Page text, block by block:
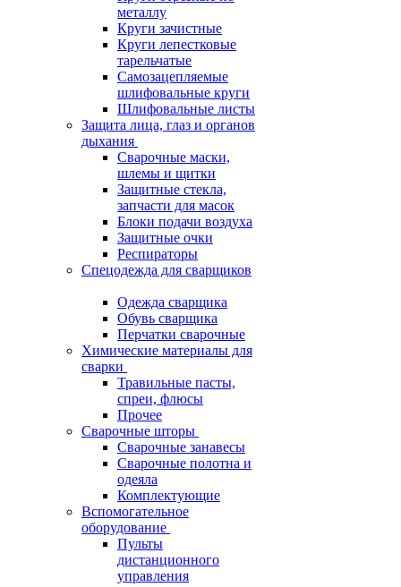
металлу
Круги зачистные
Круги лепестковые
тарельчатые
Самозацепляемые
шлифовальные круги
Шлифовальные листы
Защита лица, глаз и органов
дыхания
Сварочные маски,
шлемы и щитки
Защитные стекла,
запчасти для масок
Блоки подачи воздуха
Защитные очки
Респираторы
Спецодежда для сварщиков
Одежда сварщика
Обувь сварщика
Перчатки сварочные
Химические материалы для
сварки
Травильные пасты,
спреи, флюсы
Прочее
Сварочные шторы
Сварочные занавесы
Сварочные полотна и
одеяла
Комплектующие
Вспомогательное
оборудование
Пульты
дистанционного
управления